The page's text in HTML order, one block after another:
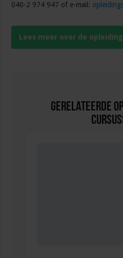
040-2 974 947 of e-mail:
Lees meer over de
Gerelateerde